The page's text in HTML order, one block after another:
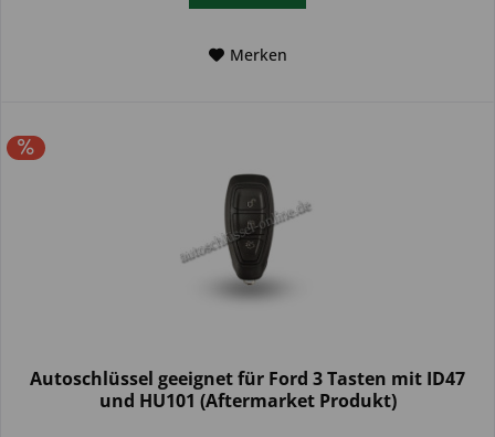
Merken
Autoschlüssel geeignet für Ford 3 Tasten mit ID47
und HU101 (Aftermarket Produkt)